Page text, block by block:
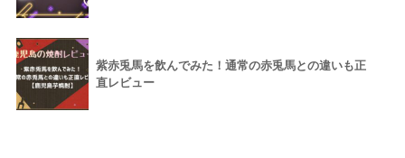
紫赤兎馬を飲んでみた！通常の赤兎馬との違いも正
直レビュー